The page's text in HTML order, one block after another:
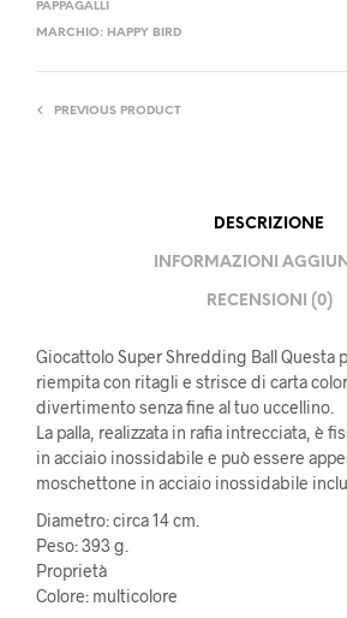
PAPPAGALLI
MARCHIO: HAPPY BIRD
PREVIOUS PRODUCT
DESCRIZIONE
INFORMAZIONI
RECENSIONI (0)
Giocattolo Super Shredding Ball Questa
riempita con ritagli e strisce di carta
divertimento senza fine al tuo uccellino.
La palla, realizzata in rafia intrecciata, è
in acciaio inossidabile e può essere
moschettone in acciaio inossidabile
Diametro: circa 14 cm.
Peso: 393 g.
Proprietà
Colore: multicolore